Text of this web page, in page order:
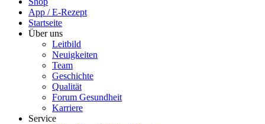
App / E-Rezept
Startseite
Über uns
Leitbild
Neuigkeiten
Team
Geschichte
Qualität
Forum Gesundheit
Karriere
Service